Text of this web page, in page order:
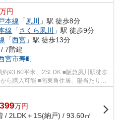
万円
本線 「夙川
」駅 徒歩8分
線 「さくら夙川
」駅 徒歩9分
「西宮 」駅 徒歩13分
7階建
宮市寿町
93.60平米、2SLDK ■阪急夙川駅徒歩
ら購入可能 ■南東角住居、陽当たり・
浴...
万円
/ 2LDK＋1S(納戸) / 93.60㎡